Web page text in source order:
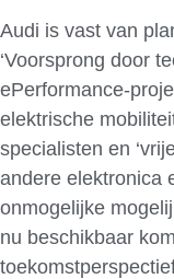
Audi is vast van
‘Voorsprong door
ePerformance-
elektrische
specialisten en
andere elektronica
onmogelijke
nu beschikbaar